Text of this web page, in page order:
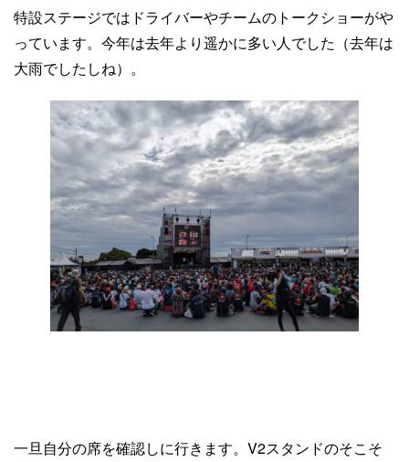
特設ステージではドライバーやチームのトークショーがや
っています。今年は去年より遥かに多い人でした（去年は
大雨でしたしね）。
一旦自分の席を確認しに行きます。V2スタンドのそこそ